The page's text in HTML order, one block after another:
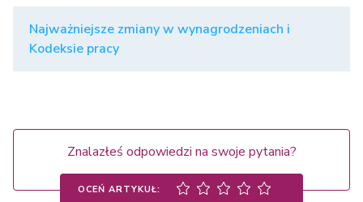
Najważniejsze zmiany w wynagrodzeniach i
Kodeksie pracy
Znalazłeś odpowiedzi na swoje pytania?
OCEŃ ARTYKUŁ: